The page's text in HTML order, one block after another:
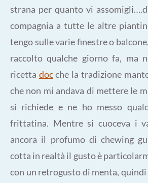
strana per quanto vi
compagnia a tutte le altre
tengo sulle varie finestre o
raccolto qualche giorno fa, ma
ricetta docche la tradizione
che non mi andava di mettere le
si richiede e ne ho messo
frittatina. Mentre si cuoceva i
ancora il profumo di chewing
cotta in realtà il gusto è
con un retrogusto di menta, quindi